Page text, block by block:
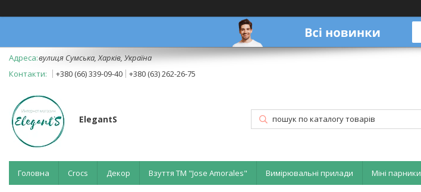
вулиця Сумська, Харків, Україна
+380 (66) 339-09-40
+380 (63) 262-26-75
ElegantS
Головна Crocs Декор Взуття ТМ "Jose Amorales" Вимірювальні прилади Міні парники